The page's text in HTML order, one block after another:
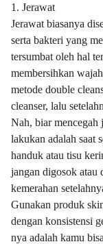
1. Jerawat
Jerawat biasanya
serta bakteri yang
tersumbat oleh hal
membersihkan
metode double
cleanser, lalu
Nah, biar mencegah
lakukan adalah saat
handuk atau tisu
jangan digosok atau
kemerahan
Gunakan produk
dengan konsistensi
nya adalah kamu